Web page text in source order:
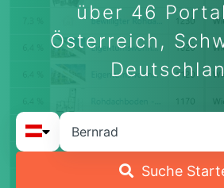
über 46
Österreich,
Suche